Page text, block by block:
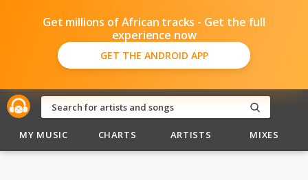
Get millions of African tracks - Get the full
experience now
GET THE ANDROID APP
MY MUSIC CHARTS ARTISTS MIXES